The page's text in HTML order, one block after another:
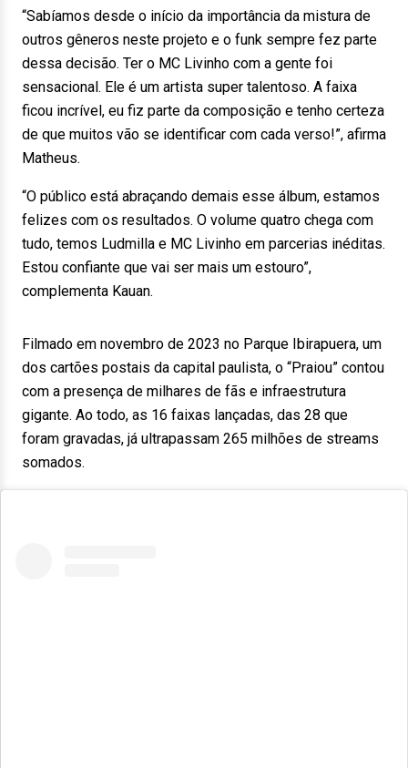
“Sabíamos desde o início da importância da mistura de
outros gêneros neste projeto e o funk sempre fez parte
dessa decisão. Ter o MC Livinho com a gente foi
sensacional. Ele é um artista super talentoso. A faixa
ficou incrível, eu fiz parte da composição e tenho certeza
de que muitos vão se identificar com cada verso!”, afirma
Matheus.
“O público está abraçando demais esse álbum, estamos
felizes com os resultados. O volume quatro chega com
tudo, temos Ludmilla e MC Livinho em parcerias inéditas.
Estou confiante que vai ser mais um estouro”,
complementa Kauan.
Filmado em novembro de 2023 no Parque Ibirapuera, um
dos cartões postais da capital paulista, o “Praiou” contou
com a presença de milhares de fãs e infraestrutura
gigante. Ao todo, as 16 faixas lançadas, das 28 que
foram gravadas, já ultrapassam 265 milhões de streams
somados.